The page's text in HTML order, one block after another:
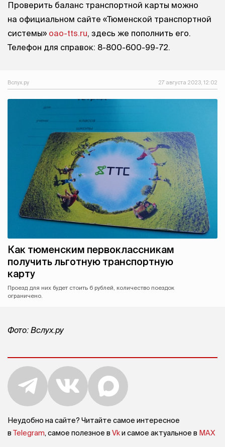
Проверить баланс транспортной карты можно
на официальном сайте «Тюменской транспортной
системы» oao-tts.ru, здесь же пополнить его.
Телефон для справок: 8-800-600-99-72.
Вслух.ру 27 августа 2023, 12:02
Как тюменским первоклассникам
получить льготную транспортную
карту
Проезд для них будет стоить 6 рублей, количество поездок
ограничено.
Фото: Вслух.ру
Неудобно на сайте? Читайте самое интересное
в Telegram, самое полезное в Vkи самое актуальное в MAX